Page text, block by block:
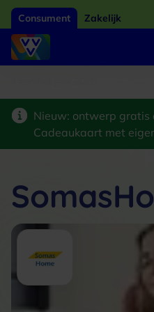
Consument Zakelijk
Nieuw: ontwerp gratis
Cadeaukaart met